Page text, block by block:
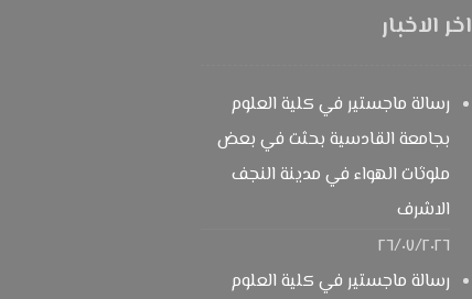
اخر الاخبار
رسالة ماجستير في كلية العلوم
بجامعة القادسية بحثت في بعض
ملوثات الهواء في مدينة النجف
الاشرف
٢٦/٠٧/٢٠٢٦
رسالة ماجستير في كلية العلوم